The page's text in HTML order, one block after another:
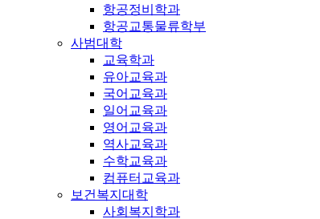
항공정비학과
항공교통물류학부
사범대학
교육학과
유아교육과
국어교육과
일어교육과
영어교육과
역사교육과
수학교육과
컴퓨터교육과
보건복지대학
사회복지학과